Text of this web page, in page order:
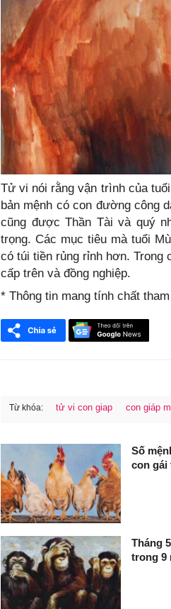
Tử vi nói rằng vận trình của
bản mệnh có con đường công
cũng được Thần Tài và quý
trọng. Các mục tiêu mà tuổi
có túi tiền rủng rỉnh hơn. Trong
cấp trên và đồng nghiệp.
* Thông tin mang tính chất
Từ khóa: tử vi con giap con giáp
Số
con gái
Tháng
trong 9